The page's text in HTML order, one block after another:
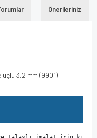
Önerileriniz
uçlu 3,2 mm (9901)